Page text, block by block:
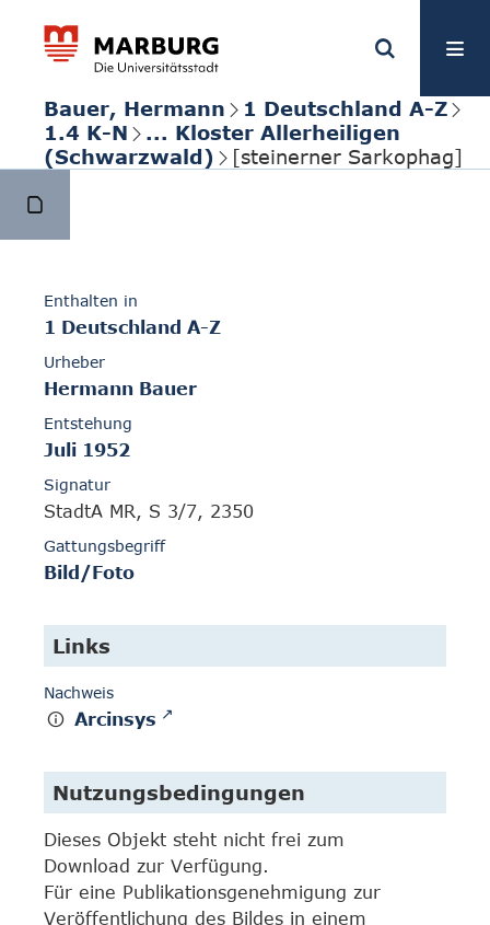
Bauer, Hermann
1 Deutschland A-Z
1.4 K-N
... Kloster Allerheiligen
(Schwarzwald)
[steinerner Sarkophag]
Enthalten in
1 Deutschland A-Z
Urheber
Hermann Bauer
Entstehung
Juli 1952
Signatur
StadtA MR, S 3/7, 2350
Gattungsbegriff
Bild/Foto
Links
Nachweis
Arcinsys
Nutzungsbedingungen
Dieses Objekt steht nicht frei zum
Download zur Verfügung.
Für eine Publikationsgenehmigung zur
Veröffentlichung des Bildes in einem